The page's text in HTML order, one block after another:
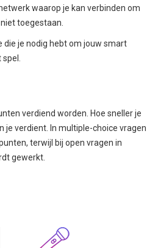
waarop je kan verbinden om
toegestaan.
die je nodig hebt om jouw smart
verdiend worden. Hoe sneller je
je verdient. In multiple-choice vragen
terwijl bij open vragen in
gewerkt.